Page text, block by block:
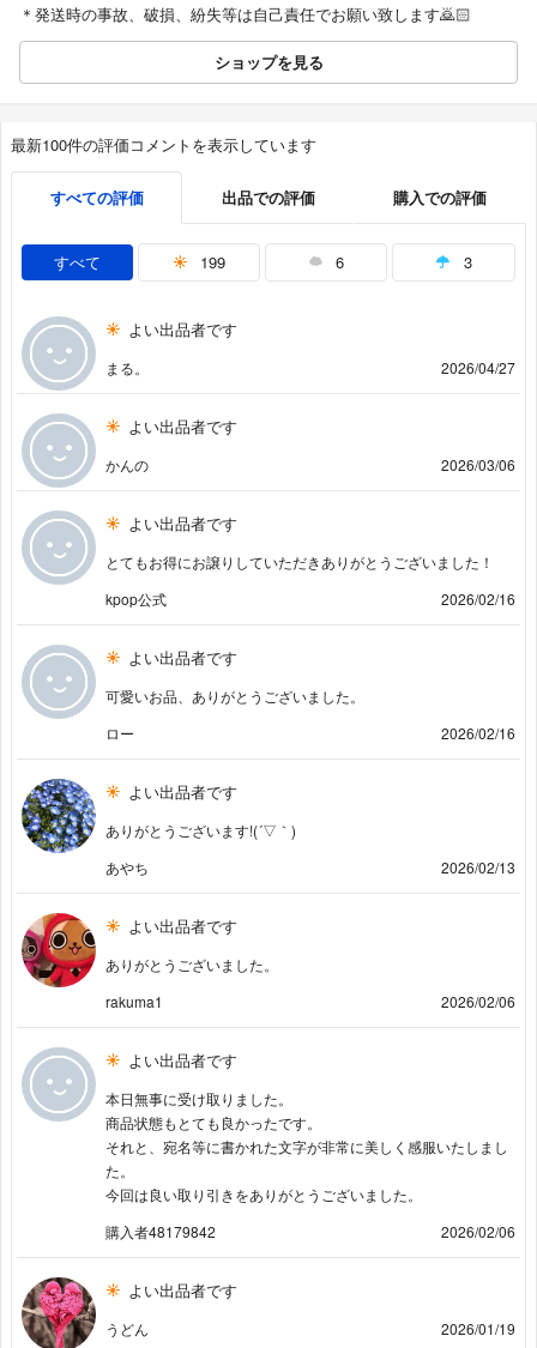
＊発送時の事故、破損、紛失等は自己責任でお願い致します🙇🏻
ショップを見る
最新100件の評価コメントを表示しています
すべての評価 出品での評価 購入での評価
すべて 199 6 3
よい出品者です
まる。 2026/04/27
よい出品者です
かんの 2026/03/06
よい出品者です
とてもお得にお譲りしていただきありがとうございました！
kpop公式
2026/02/16
よい出品者です
可愛いお品、ありがとうございました。
ロー
2026/02/16
よい出品者です
ありがとうございます!(´▽｀)
あやち
2026/02/13
よい出品者です
ありがとうございました。
rakuma1
2026/02/06
よい出品者です
本日無事に受け取りました。
商品状態もとても良かったです。
それと、宛名等に書かれた文字が非常に美しく感服いたしまし
た。
今回は良い取り引きをありがとうございました。
購入者48179842
2026/02/06
よい出品者です
うどん 2026/01/19